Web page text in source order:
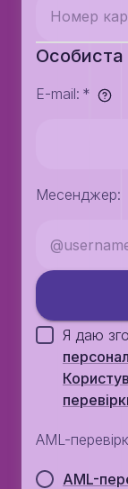
Особиста
E-mail: *
Месенджер:
Я даю
AML-
AML-